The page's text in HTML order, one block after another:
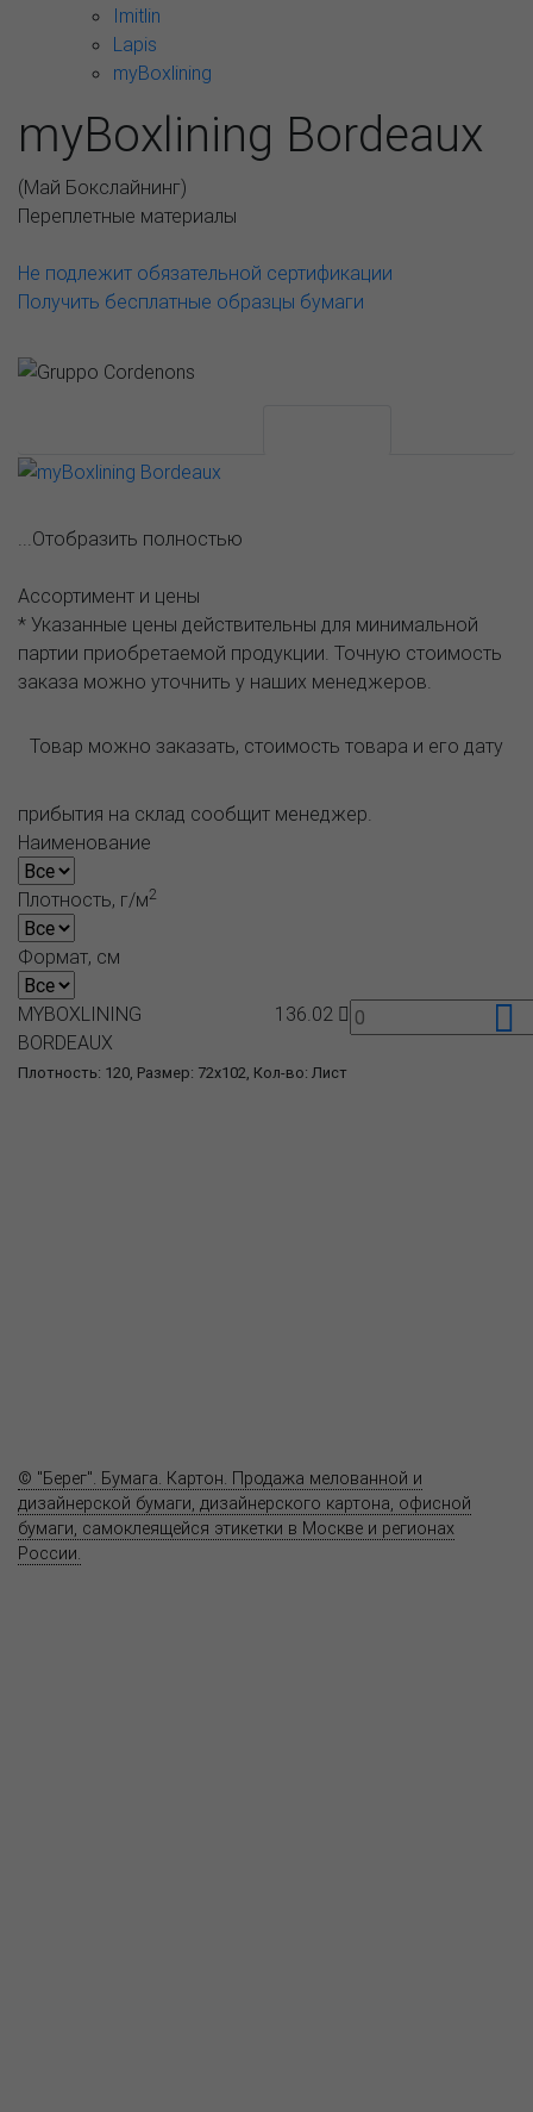
Imitlin
Lapis
myBoxlining
myBoxlining Bordeaux
(Май Бокслайнинг)
Переплетные материалы
Не подлежит обязательной сертификации
Получить бесплатные образцы бумаги
...Отобразить полностью
Ассортимент и цены
* Указанные цены действительны для минимальной
партии приобретаемой продукции. Точную стоимость
заказа можно уточнить у наших менеджеров.
Товар можно заказать, стоимость товара и его дату
прибытия на склад сообщит менеджер.
Наименование
Плотность, г/м2
Формат, см
Плотность: 120, Размер: 72x102, Кол-во: Лист
MYBOXLINING
BORDEAUX
136.02
© "Берег". Бумага. Картон. Продажа мелованной и
дизайнерской бумаги, дизайнерского картона, офисной
бумаги, самоклеящейся этикетки в Москве и регионах
России.